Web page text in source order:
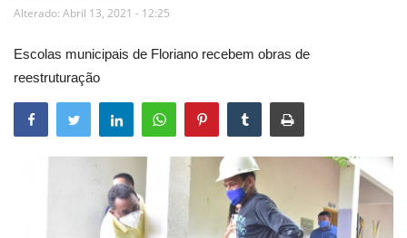
Floriano
Secretarias e Órgãos
Mural de Licitações
Notícias
Alterado: Abril 13, 2021 - 12:25
Escolas municipais de Floriano recebem obras de
reestruturação